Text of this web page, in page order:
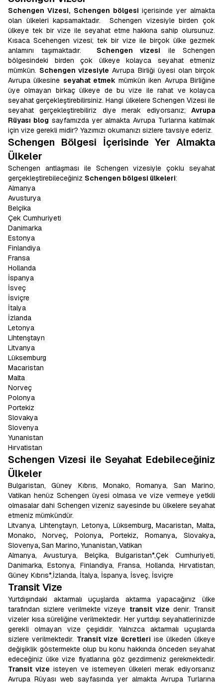
Schengen Vizesi, Schengen bölgesi içerisinde yer almakta
olan ülkeleri kapsamaktadır. Schengen vizesiyle birden çok
ülkeye tek bir vize ile seyahat etme hakkına sahip olursunuz.
Kısaca Scehengen vizesi; tek bir vize ile birçok ülke gezmek
anlamını taşımaktadır. Schengen vizesi ile Schengen
bölgesindeki birden çok ülkeye kolayca seyahat etmeniz
mümkün. Schengen vizesiyle Avrupa Birliği üyesi olan birçok
Avrupa ülkesine seyahat etmek mümkün iken Avrupa Birliğine
üye olmayan birkaç ülkeye de bu vize ile rahat ve kolayca
seyahat gerçekleştirebilirsiniz. Hangi ülkelere Schengen Vizesi ile
seyahat gerçekleştirebiliriz diye merak ediyorsanız; Avrupa
Rüyası blog sayfamızda yer almakta Avrupa Turlarına katılmak
için vize gerekli midir? Yazımızı okumanızı sizlere tavsiye ederiz.
Schengen Bölgesi İçerisinde Yer Almakta
Ülkeler
Schengen antlaşması ile Schengen vizesiyle çoklu seyahat
gerçekleştirebileceğiniz Schengen bölgesi ülkeleri:
Almanya
Avusturya
Belçika
Çek Cumhuriyeti
Danimarka
Estonya
Finlandiya
Fransa
Hollanda
İspanya
İsveç
İsviçre
İtalya
İzlanda
Letonya
Lihtenştayn
Litvanya
Lüksemburg
Macaristan
Malta
Norveç
Polonya
Portekiz
Slovakya
Slovenya
Yunanistan
Hırvatistan
Schengen Vizesi ile Seyahat Edebileceğiniz
Ülkeler
Bulgaristan, Güney Kıbrıs, Monako, Romanya, San Marino,
Vatikan henüz Schengen üyesi olmasa ve vize vermeye yetkili
olmasalar dahi Schengen vizeniz sayesinde bu ülkelere seyahat
etmeniz mümkündür.
Litvanya, Lihtenştayn, Letonya, Lüksemburg,Macaristan,Malta,
Monako, Norveç, Polonya, Portekiz, Romanya, Slovakya,
Slovenya,San Marino,Yunanistan,Vatikan
Almanya, Avusturya, Belçika, Bulgaristan*,Çek Cumhuriyeti,
Danimarka, Estonya, Finlandiya, Fransa, Hollanda, Hırvatistan,
Güney Kıbrıs*,İzlanda, İtalya, İspanya, İsveç, İsviçre
Transit Vize
Yurtdışındaki aktarmalı uçuşlarda aktarma yapacağınız ülke
tarafından sizlere verilmekte vizeye transit vize denir. Transit
vizeler kısa süreliğine verilmektedir. Her yurtdışı seyahatlerinizde
gerekli olmayan vize çeşididir. Yalnızca aktarmalı uçuşlarda
sizlere verilmektedir. Transit vize ücretleri ise ülkeden ülkeye
değişiklik göstermekte olup bu konu hakkında önceden seyahat
edeceğiniz ülke vize fiyatlarına göz gezdirmeniz gerekmektedir.
Transit vize isteyen ve istemeyen ülkeleri merak ediyorsanız
Avrupa Rüyası web sayfasında yer almakta Avrupa Turlarına